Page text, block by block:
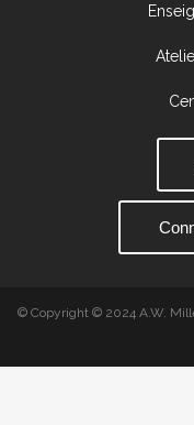
© Copyright © 2024 A.W.